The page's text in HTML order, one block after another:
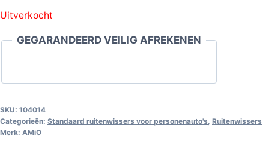
Uitverkocht
GEGARANDEERD VEILIG AFREKENEN
SKU: 104014
Categorieën: Standaard ruitenwissers voor personenauto's, Ruitenwissers
Merk: AMiO